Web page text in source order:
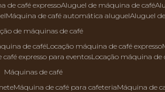
de café expresso aluguel de máquina de café
máquina de café automática aluguel aluguel
de máquinas de café
de café locação máquina de café expresso
expresso para eventos locação máquina de
máquinas de café
máquina de café para cafeteria máquina de